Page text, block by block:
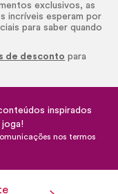
exclusivos, as
incríveis esperam por
para saber quando
de desconto para
inspirados
joga!
nos termos